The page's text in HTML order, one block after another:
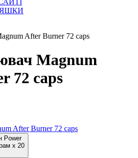
After Burner 72 caps
Magnum
72 caps
Power
х 20